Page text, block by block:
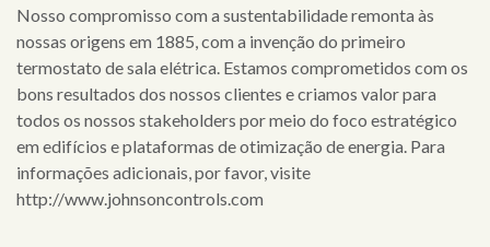
Nosso compromisso com a sustentabilidade remonta às
nossas origens em 1885, com a invenção do primeiro
termostato de sala elétrica. Estamos comprometidos com os
bons resultados dos nossos clientes e criamos valor para
todos os nossos stakeholders por meio do foco estratégico
em edifícios e plataformas de otimização de energia. Para
informações adicionais, por favor, visite
http://www.johnsoncontrols.com